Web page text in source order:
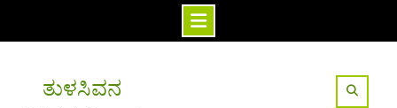
contentತುಳಸಿವನ